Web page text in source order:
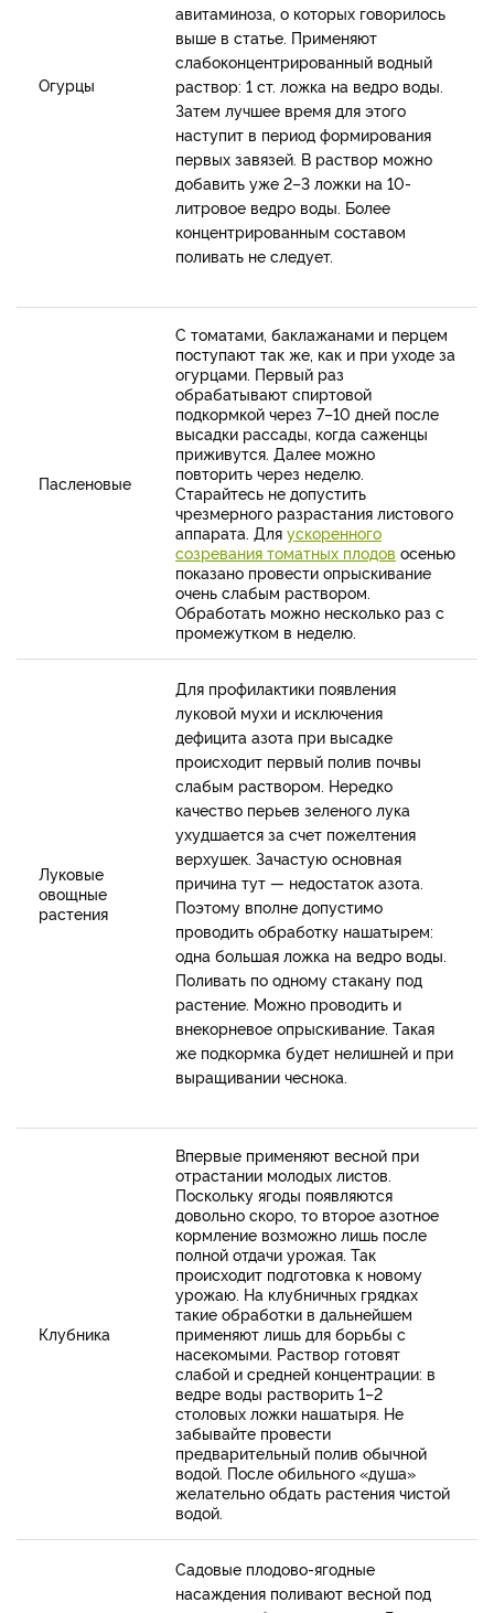
Огурцы
авитаминоза, о которых говорилось
выше в статье. Применяют
слабоконцентрированный водный
раствор: 1 ст. ложка на ведро воды.
Затем лучшее время для этого
наступит в период формирования
первых завязей. В раствор можно
добавить уже 2–3 ложки на 10-
литровое ведро воды. Более
концентрированным составом
поливать не следует.
Пасленовые
С томатами, баклажанами и перцем
поступают так же, как и при уходе за
огурцами. Первый раз
обрабатывают спиртовой
подкормкой через 7–10 дней после
высадки рассады, когда саженцы
приживутся. Далее можно
повторить через неделю.
Старайтесь не допустить
чрезмерного разрастания листового
аппарата. Для ускоренного
созревания томатных плодов осенью
показано провести опрыскивание
очень слабым раствором.
Обработать можно несколько раз с
промежутком в неделю.
Луковые
овощные
растения
Для профилактики появления
луковой мухи и исключения
дефицита азота при высадке
происходит первый полив почвы
слабым раствором. Нередко
качество перьев зеленого лука
ухудшается за счет пожелтения
верхушек. Зачастую основная
причина тут — недостаток азота.
Поэтому вполне допустимо
проводить обработку нашатырем:
одна большая ложка на ведро воды.
Поливать по одному стакану под
растение. Можно проводить и
внекорневое опрыскивание. Такая
же подкормка будет нелишней и при
выращивании чеснока.
Клубника
Впервые применяют весной при
отрастании молодых листов.
Поскольку ягоды появляются
довольно скоро, то второе азотное
кормление возможно лишь после
полной отдачи урожая. Так
происходит подготовка к новому
урожаю. На клубничных грядках
такие обработки в дальнейшем
применяют лишь для борьбы с
насекомыми. Раствор готовят
слабой и средней концентрации: в
ведре воды растворить 1–2
столовых ложки нашатыря. Не
забывайте провести
предварительный полив обычной
водой. После обильного «душа»
желательно обдать растения чистой
водой.
Садовые плодово-ягодные
насаждения поливают весной под